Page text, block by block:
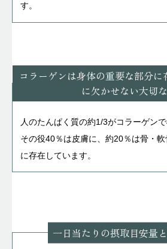
す。
コラーゲンは身体の重要な部分
に欠かせない大切
人のたんぱく質の約1/3がコラーゲン
その役40％は皮膚に、約20％は骨・
に存在しています。
一日当たりの摂取目安量